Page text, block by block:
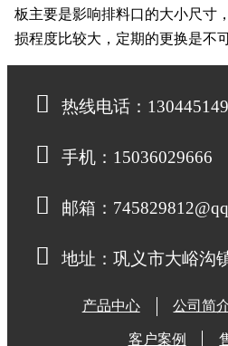
板主要是影响排料口的大小尺寸
损程度比较大，定期的更换是不
热线电话：
手机：15036029666
邮箱：
地址：巩义市大峪沟
产品中心 公司简
客户案例